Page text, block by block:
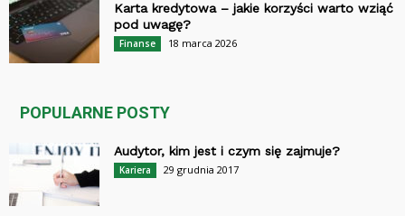
Karta kredytowa – jakie korzyści warto wziąć
pod uwagę?
Finanse 18 marca 2026
POPULARNE POSTY
Audytor, kim jest i czym się zajmuje?
Kariera 29 grudnia 2017